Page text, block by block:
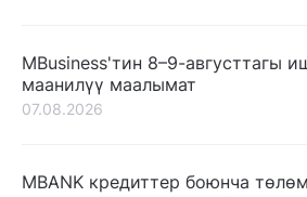
MBusiness'тин 8–9-августтагы
маанилүү маалымат
07.08.2026
MBANK кредиттер боюнча